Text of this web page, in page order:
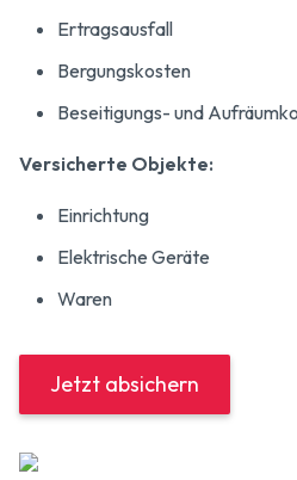
Ertragsausfall
Bergungskosten
Beseitigungs- und
Versicherte Objekte:
Einrichtung
Elektrische Geräte
Waren
Jetzt absichern